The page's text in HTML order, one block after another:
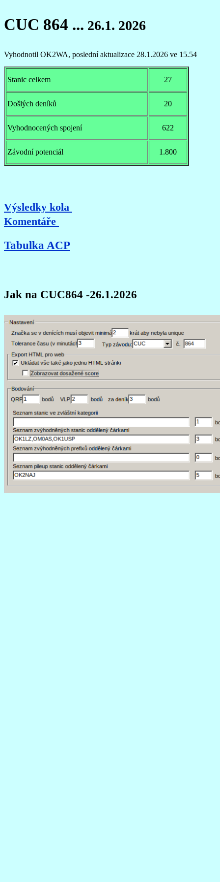
CUC 864 ... 26.1. 2026
Vyhodnotil OK2WA, poslední aktualizace 28.1 .2026 ve 15.54
Stanic celkem 27
Došlých deníků 20
Vyhodnocených spojení 622
Závodní potenciál 1.800
Výsledky kola
Komentáře
Tabulka ACP
Jak na CUC864 -26.1.2026